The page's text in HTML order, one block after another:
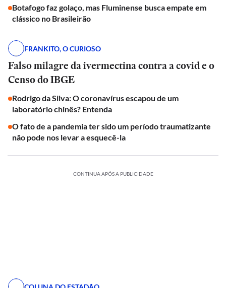
Botafogo faz golaço, mas Fluminense busca empate em
clássico no Brasileirão
FRANKITO, O CURIOSO
Falso milagre da ivermectina contra a covid e o
Censo do IBGE
Rodrigo da Silva: O coronavírus escapou de um
laboratório chinês? Entenda
O fato de a pandemia ter sido um período traumatizante
não pode nos levar a esquecê-la
CONTINUA APÓS A PUBLICIDADE